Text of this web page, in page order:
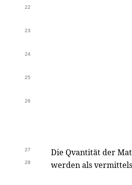
22
23
24
25
26
27 Die Qvantität der
28 werden als